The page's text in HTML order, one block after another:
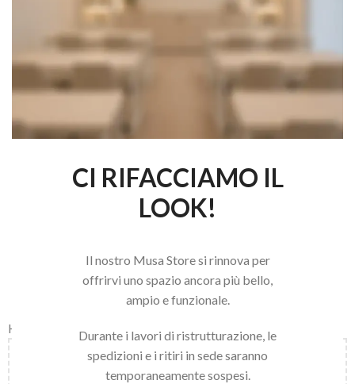
CI RIFACCIAMO IL
LOOK!
Il nostro Musa Store si rinnova per
offrirvi uno spazio ancora più bello,
ampio e funzionale.
Durante i lavori di ristrutturazione, le
spedizioni e i ritiri in sede saranno
temporaneamente sospesi.
Home LINEA NAILS / NAIL ART E ACCESSORI ART DECOR
150,00€al carrello e ottieni la spedizione